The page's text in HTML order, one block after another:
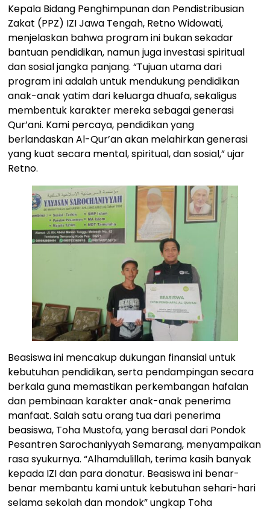
Kepala Bidang Penghimpunan dan Pendistribusian
Zakat (PPZ) IZI Jawa Tengah, Retno Widowati,
menjelaskan bahwa program ini bukan sekadar
bantuan pendidikan, namun juga investasi spiritual
dan sosial jangka panjang. “Tujuan utama dari
program ini adalah untuk mendukung pendidikan
anak-anak yatim dari keluarga dhuafa, sekaligus
membentuk karakter mereka sebagai generasi
Qur’ani. Kami percaya, pendidikan yang
berlandaskan Al-Qur’an akan melahirkan generasi
yang kuat secara mental, spiritual, dan sosial,” ujar
Retno.
Beasiswa ini mencakup dukungan finansial untuk
kebutuhan pendidikan, serta pendampingan secara
berkala guna memastikan perkembangan hafalan
dan pembinaan karakter anak-anak penerima
manfaat. Salah satu orang tua dari penerima
beasiswa, Toha Mustofa, yang berasal dari Pondok
Pesantren Sarochaniyyah Semarang, menyampaikan
rasa syukurnya. “Alhamdulillah, terima kasih banyak
kepada IZI dan para donatur. Beasiswa ini benar-
benar membantu kami untuk kebutuhan sehari-hari
selama sekolah dan mondok” ungkap Toha